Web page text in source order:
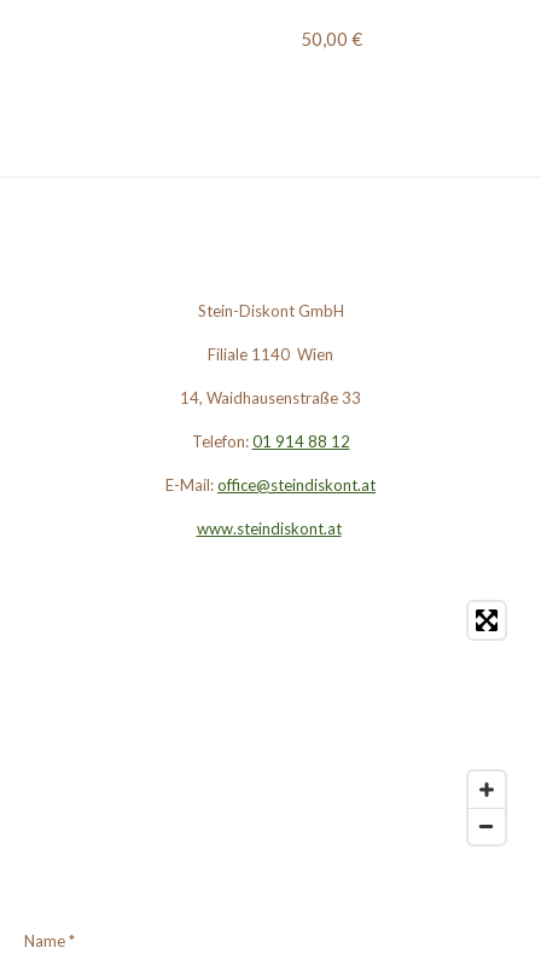
50,00 €
Stein-Diskont GmbH
Filiale 1140 Wien
14, Waidhausenstraße 33
Telefon: 01 914 88 12
E-Mail:office@steindiskont.at
www.steindiskont.at
Name *